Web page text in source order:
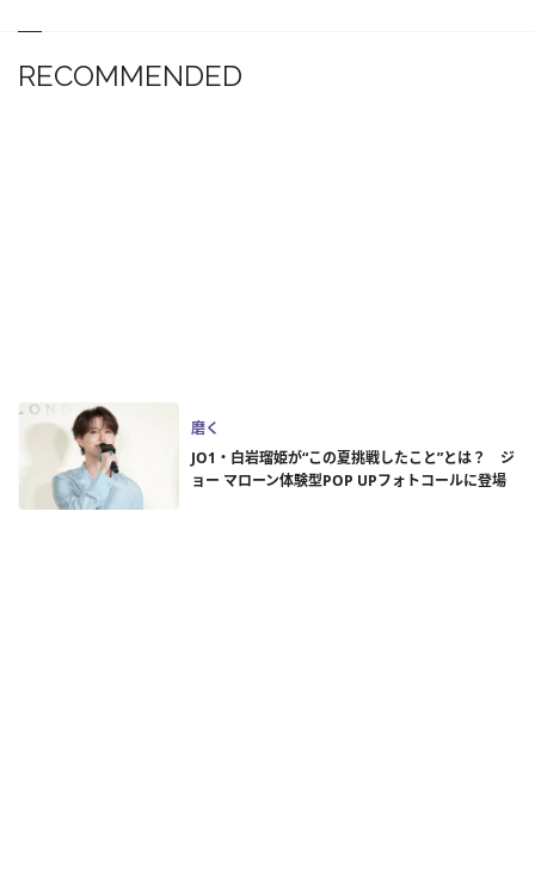
RECOMMENDED
磨く
JO1・白岩瑠姫が“この夏挑戦したこと”とは？ ジ
ョー マローン体験型POP UPフォトコールに登場